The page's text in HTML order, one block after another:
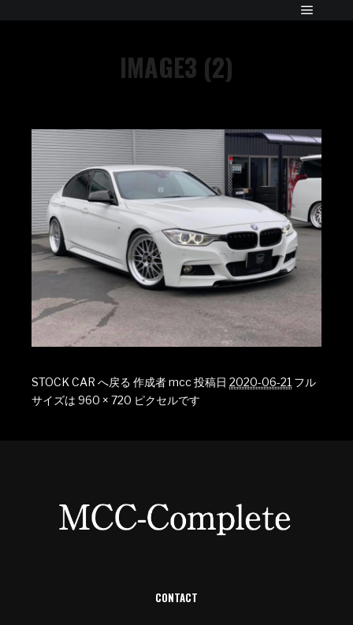
IMAGE3 (2)
STOCK CAR へ戻る 作成者mcc投稿日 2020-06-21 フル
サイズは 960 × 720 ピクセルです
CONTACT